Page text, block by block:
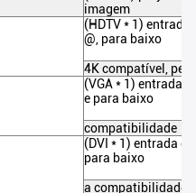
imagem
(HDTV * 1)
@, para baixo
4K compatível,
(VGA * 1) entrada
e para baixo
compatibilidade
(DVI * 1) entrada
para baixo
a compatibilidade